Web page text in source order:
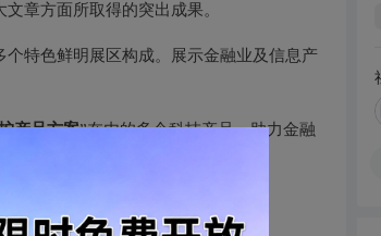
章方面所取得的突出成果。
特色鲜明展区构成。展示金融业及信息产
产品方案”在内的多个科技产品，助力金融